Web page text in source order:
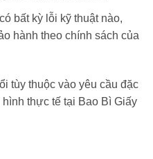
bất kỳ lỗi kỹ thuật nào,
hành theo chính sách của
tùy thuộc vào yêu cầu đặc
thực tế tại Bao Bì Giấy